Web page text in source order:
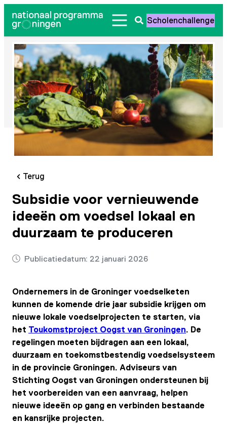
naar
de
inhoud
Zoeken
openen
Scholenchallenge
Terug
Subsidie voor vernieuwende
ideeën om voedsel lokaal en
duurzaam te produceren
Publicatiedatum: 22 januari 2026
Ondernemers in de Groninger voedselketen
kunnen de komende drie jaar subsidie krijgen om
nieuwe lokale voedselprojecten te starten, via
het Toukomstproject Oogst van Groningen. De
regelingen moeten bijdragen aan een lokaal,
duurzaam en toekomstbestendig voedselsysteem
in de provincie Groningen. Adviseurs van
Stichting Oogst van Groningen ondersteunen bij
het voorbereiden van een aanvraag, helpen
nieuwe ideeën op gang en verbinden bestaande
en kansrijke projecten.